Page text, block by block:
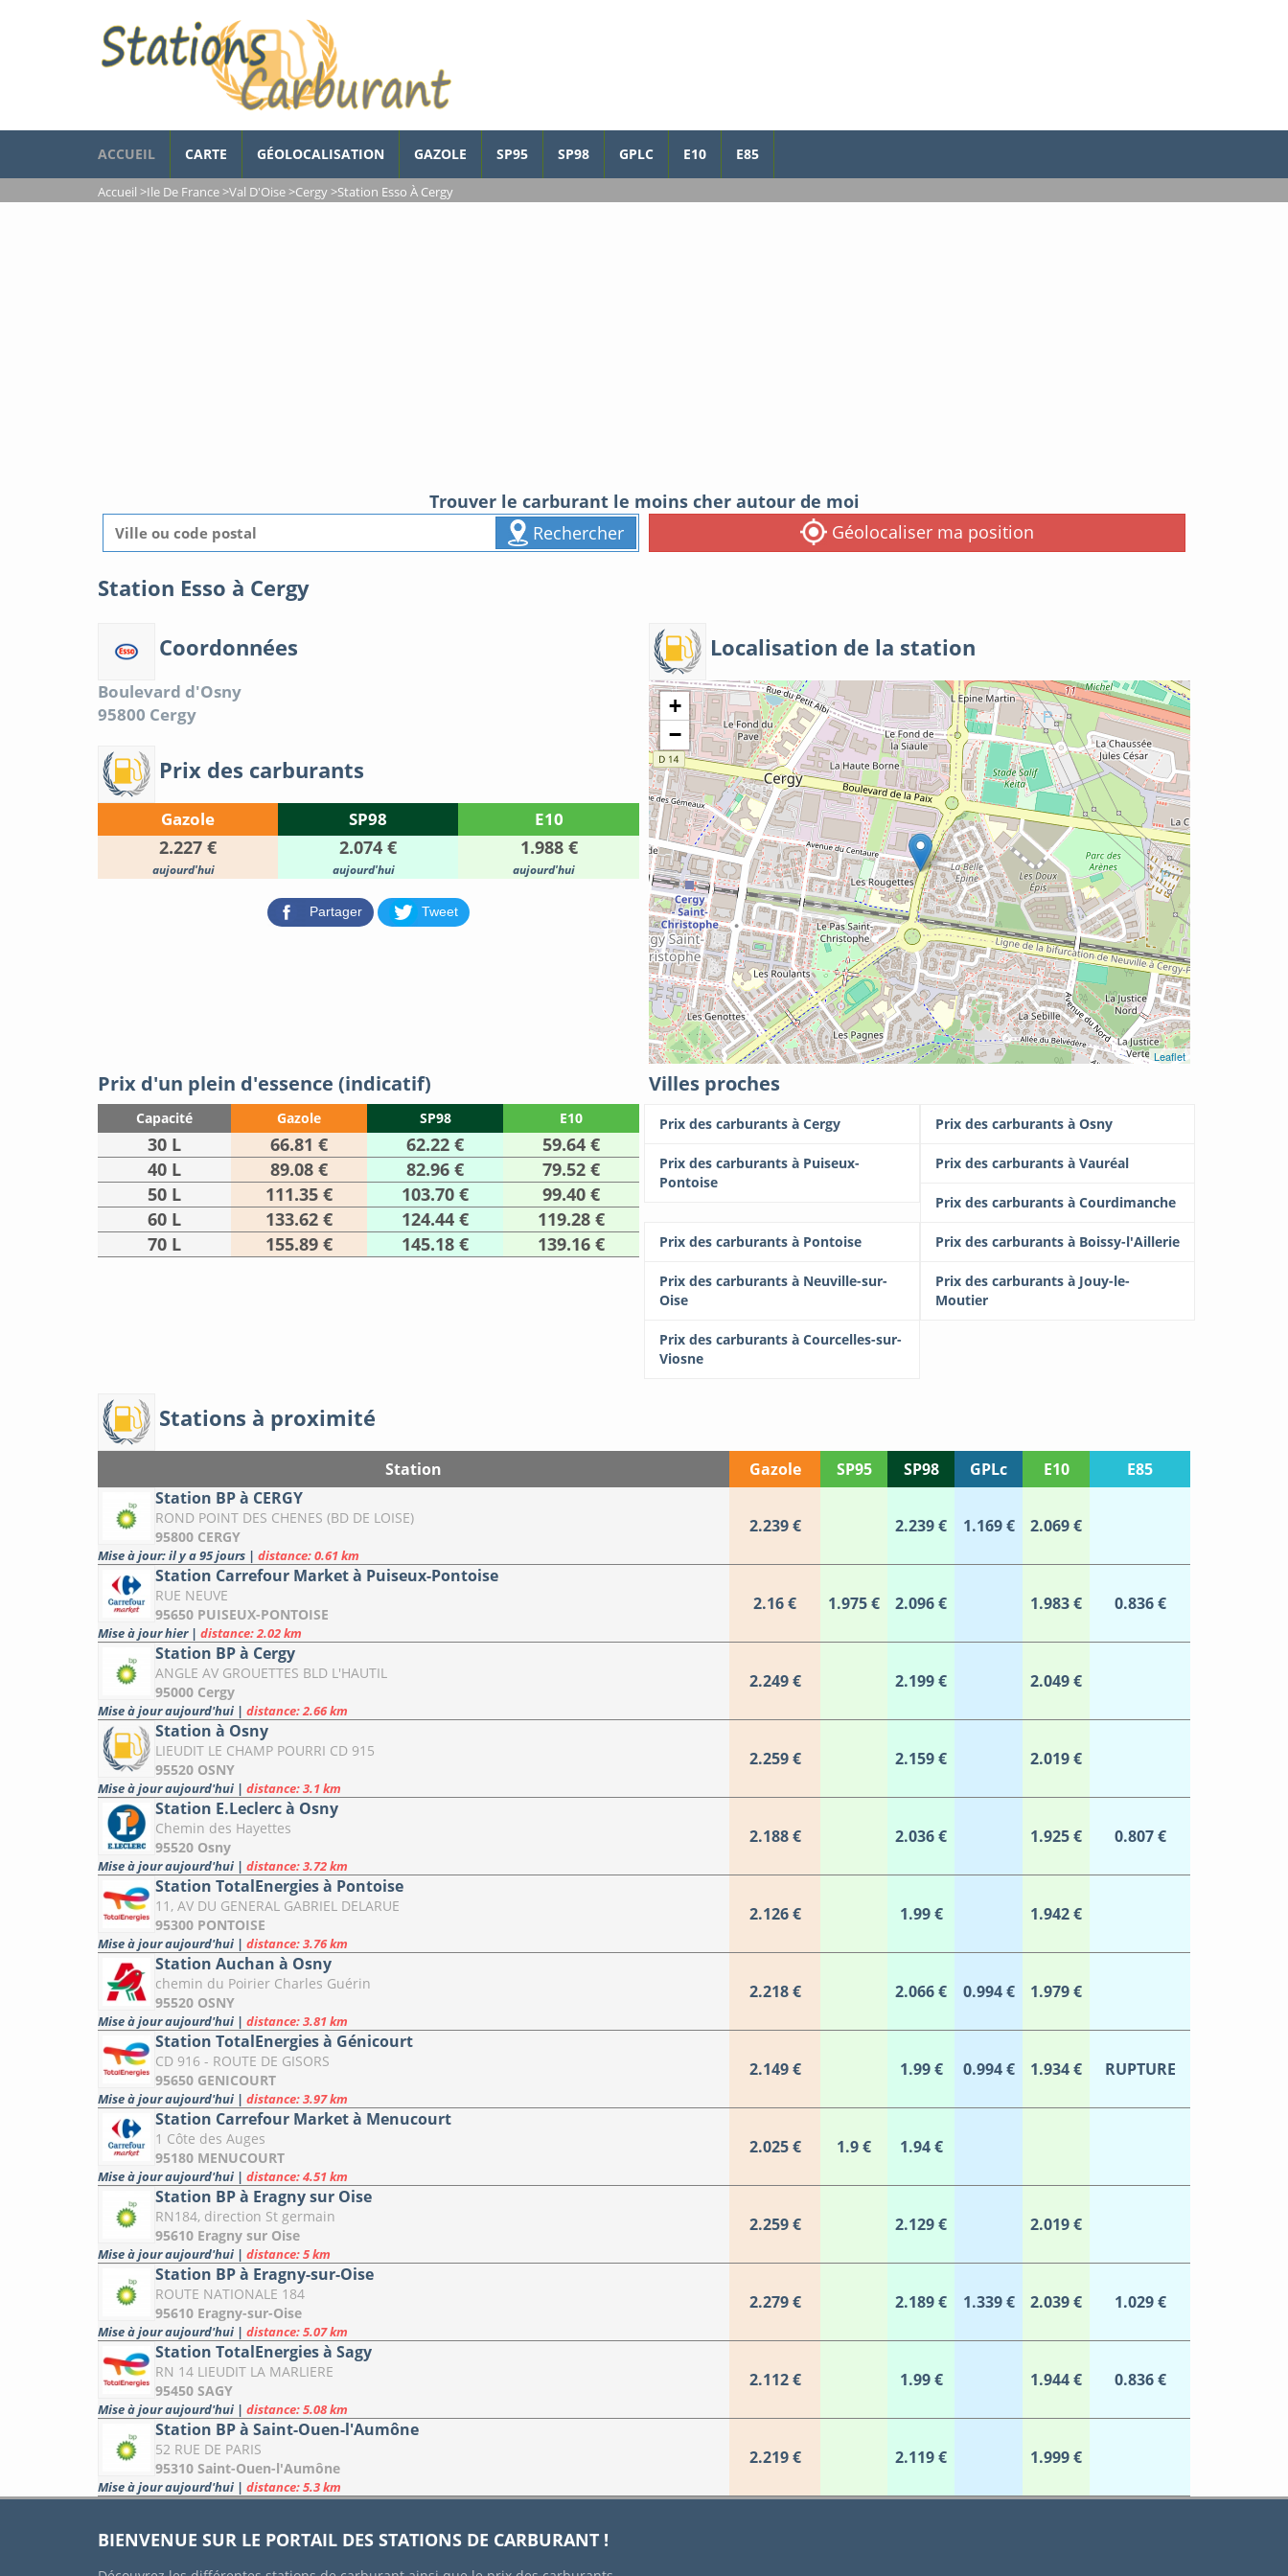
ACCUEIL CARTE GÉOLOCALISATION GAZOLE SP95 SP98 GPLC E10 E85
Accueil >Ile De France>Val D'Oise>Cergy>Station Esso À Cergy
Trouver le carburant le moins cher autour de moi
Rechercher
Géolocaliser ma position
Station Esso à Cergy
Coordonnées
Boulevard d'Osny
95800 Cergy
Prix des carburants
Gazole SP98 E10
2.227 € 2.074 € 1.988 €
aujourd'hui aujourd'hui aujourd'hui
Partager Tweet
Localisation de la station
+
−
Leaflet
Prix d'un plein d'essence (indicatif)
Capacité Gazole SP98 E10
30 L 66.81 € 62.22 €
59.64 €
40 L
89.08 € 82.96 €
79.52 €
50 L
111.35 € 103.70 €
99.40 €
60 L
133.62 € 124.44 €
119.28 €
70 L
155.89 € 145.18 € 139.16 €
Villes proches
Prix des carburants à Cergy Prix des carburants à Osny
Prix des carburants à Puiseux-
Pontoise
Prix des carburants à Vauréal
Prix des carburants à Courdimanche
Prix des carburants à Pontoise Prix des carburants à Boissy-l'Aillerie
Prix des carburants à Neuville-sur-
Oise
Prix des carburants à Jouy-le-
Moutier
Prix des carburants à Courcelles-sur-
Viosne
Stations à proximité
Station Gazole SP95 SP98 GPLc E10
E85
Station BP à CERGY
ROND POINT DES CHENES (BD DE LOISE)
95800 CERGY
Mise à jour: il y a 95 jours | distance: 0.61 km
2.239 € 2.239 € 1.169 € 2.069 €
Station Carrefour Market à Puiseux-Pontoise
RUE NEUVE
95650 PUISEUX-PONTOISE
Mise à jour hier | distance: 2.02 km
2.16 € 1.975 € 2.096 € 1.983 € 0.836 €
Station BP à Cergy
ANGLE AV GROUETTES BLD L'HAUTIL
95000 Cergy
Mise à jour aujourd'hui | distance: 2.66 km
2.249 € 2.199 € 2.049 €
Station à Osny
LIEUDIT LE CHAMP POURRI CD 915
95520 OSNY
Mise à jour aujourd'hui | distance: 3.1 km
2.259 € 2.159 € 2.019 €
Station E.Leclerc à Osny
Chemin des Hayettes
95520 Osny
Mise à jour aujourd'hui | distance: 3.72 km
2.188 € 2.036 € 1.925 € 0.807 €
Station TotalEnergies à Pontoise
11, AV DU GENERAL GABRIEL DELARUE
95300 PONTOISE
Mise à jour aujourd'hui | distance: 3.76 km
2.126 € 1.99 € 1.942 €
Station Auchan à Osny
chemin du Poirier Charles Guérin
95520 OSNY
Mise à jour aujourd'hui | distance: 3.81 km
2.218 € 2.066 € 0.994 € 1.979 €
Station TotalEnergies à Génicourt
CD 916 - ROUTE DE GISORS
95650 GENICOURT
Mise à jour aujourd'hui | distance: 3.97 km
2.149 € 1.99 € 0.994 € 1.934 € RUPTURE
Station Carrefour Market à Menucourt
1 Côte des Auges
95180 MENUCOURT
Mise à jour aujourd'hui | distance: 4.51 km
2.025 € 1.9 € 1.94 €
Station BP à Eragny sur Oise
RN184, direction St germain
95610 Eragny sur Oise
Mise à jour aujourd'hui | distance: 5 km
2.259 € 2.129 € 2.019 €
Station BP à Eragny-sur-Oise
ROUTE NATIONALE 184
95610 Eragny-sur-Oise
Mise à jour aujourd'hui | distance: 5.07 km
2.279 € 2.189 € 1.339 € 2.039 € 1.029 €
Station TotalEnergies à Sagy
RN 14 LIEUDIT LA MARLIERE
95450 SAGY
Mise à jour aujourd'hui | distance: 5.08 km
2.112 € 1.99 € 1.944 € 0.836 €
Station BP à Saint-Ouen-l'Aumône
52 RUE DE PARIS
95310 Saint-Ouen-l'Aumône
Mise à jour aujourd'hui | distance: 5.3 km
2.219 € 2.119 € 1.999 €
BIENVENUE SUR LE PORTAIL DES STATIONS DE CARBURANT !